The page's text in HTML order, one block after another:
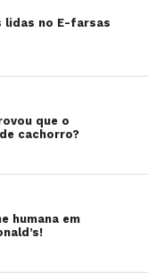
lidas no E-farsas
que o
cachorro?
humana em